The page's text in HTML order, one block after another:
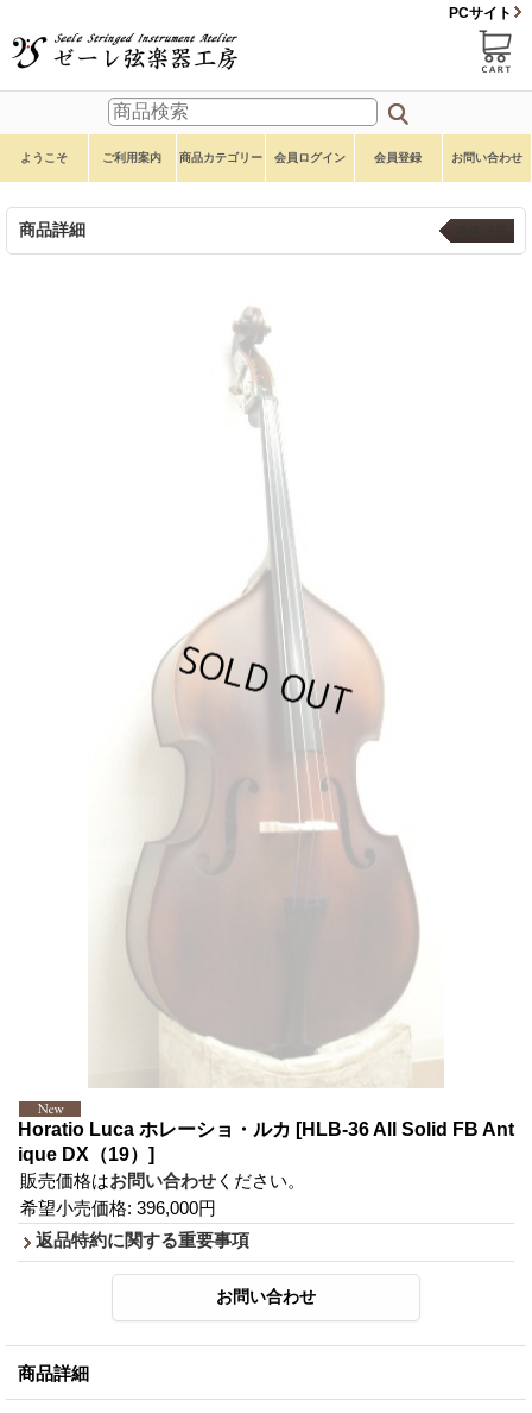
PCサイト
ようこそ ご利用案内 商品カテゴリー 会員ログイン 会員登録 お問い合わせ
商品詳細
Horatio Luca ホレーショ・ルカ [HLB-36 All Solid FB Ant
ique DX（19）]
販売価格はお問い合わせ ください。
希望小売価格: 396,000円
返品特約に関する重要事項
商品詳細